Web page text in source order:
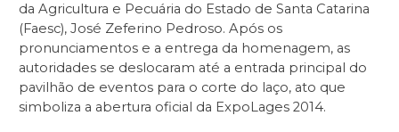
da Agricultura e Pecuária do Estado de Santa Catarina
(Faesc), José Zeferino Pedroso. Após os
pronunciamentos e a entrega da homenagem, as
autoridades se deslocaram até a entrada principal do
pavilhão de eventos para o corte do laço, ato que
simboliza a abertura oficial da ExpoLages 2014.